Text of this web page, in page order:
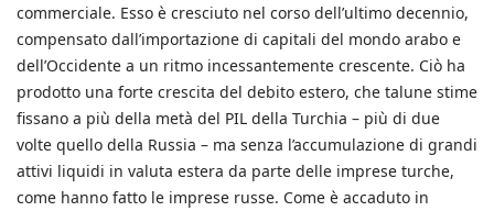
commerciale. Esso è cresciuto nel corso dell’ultimo decennio,
compensato dall’importazione di capitali del mondo arabo e
dell’Occidente a un ritmo incessantemente crescente. Ciò ha
prodotto una forte crescita del debito estero, che talune stime
fissano a più della metà del PIL della Turchia – più di due
volte quello della Russia – ma senza l’accumulazione di grandi
attivi liquidi in valuta estera da parte delle imprese turche,
come hanno fatto le imprese russe. Come è accaduto in